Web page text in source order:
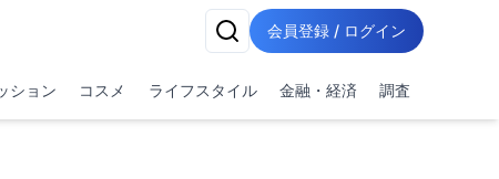
会員登録 / ログイン
ション コスメ ライフスタイル 金融・経済 調査